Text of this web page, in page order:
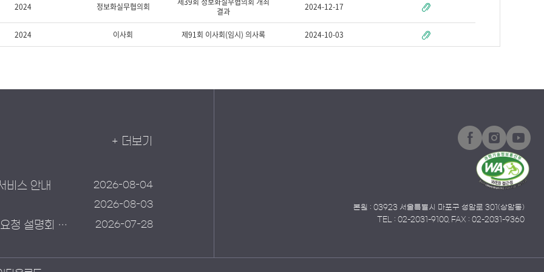
2026-08-04
비스 안내
2026-08-03
2026-07-28
재난 예경보 통합관리 및 데이터 품질관리체계 구축 제안요청 설명회 안내
+ 더보기
본원 : 03923 서울특별시 마포구 성암로 301(상암동)
TEL : 02-2031-9100, FAX : 02-2031-9360